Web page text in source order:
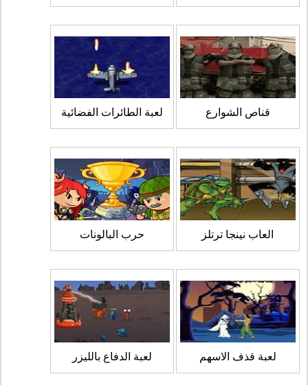
قناص الشوارع لعبة الطائرات الفضائية
العاب نينجا ترتلز حرب البالونات
لعبة قذف الاسهم لعبة الدفاع بالليزر